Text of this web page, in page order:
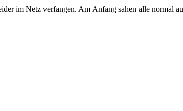
im Netz verfangen. Am Anfang sahen alle normal